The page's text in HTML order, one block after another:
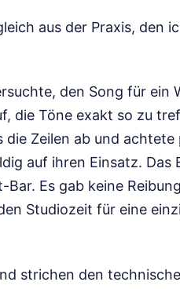
aus der Praxis, den
den Song für ein
die Töne exakt so zu
Zeilen ab und
auf ihren Einsatz. Das
Es gab keine
Studiozeit für eine
strichen den